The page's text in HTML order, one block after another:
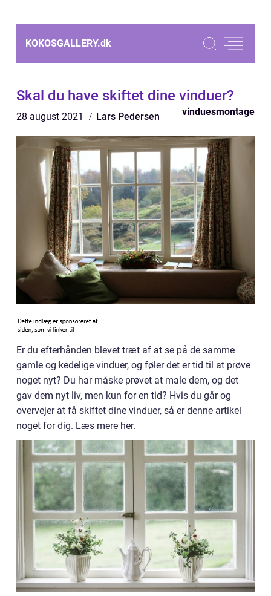
KOKOSGALLERY.dk
Skal du have skiftet dine vinduer?
28 august 2021 Lars Pedersen vinduesmontage
Er du efterhånden blevet træt af at se på de samme
gamle og kedelige vinduer, og føler det er tid til at prøve
noget nyt? Du har måske prøvet at male dem, og det
gav dem nyt liv, men kun for en tid? Hvis du går og
overvejer at få skiftet dine vinduer, så er denne artikel
noget for dig. Læs mere her.